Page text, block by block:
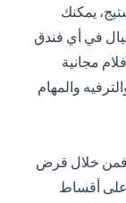
يمكنك
ليال في أي فندق
مجانية
والمهام
خلال قرض
على أقساط